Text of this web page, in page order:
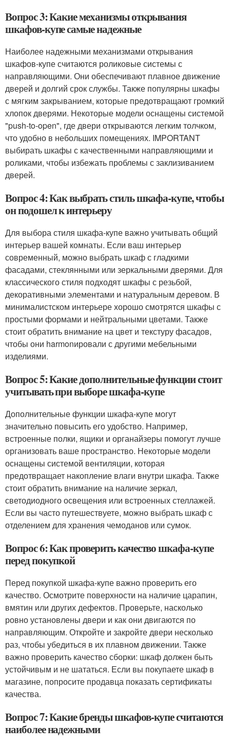
Вопрос 3: Какие механизмы открывания
шкафов-купе самые надежные
Наиболее надежными механизмами открывания
шкафов-купе считаются роликовые системы с
направляющими. Они обеспечивают плавное движение
дверей и долгий срок службы. Также популярны шкафы
с мягким закрыванием, которые предотвращают громкий
хлопок дверями. Некоторые модели оснащены системой
"push-to-open", где двери открываются легким толчком,
что удобно в небольших помещениях. IMPORTANT
выбирать шкафы с качественными направляющими и
роликами, чтобы избежать проблемы с заклизиванием
дверей.
Вопрос 4: Как выбрать стиль шкафа-купе, чтобы
он подошел к интерьеру
Для выбора стиля шкафа-купе важно учитывать общий
интерьер вашей комнаты. Если ваш интерьер
современный, можно выбрать шкаф с гладкими
фасадами, стеклянными или зеркальными дверями. Для
классического стиля подходят шкафы с резьбой,
декоративными элементами и натуральным деревом. В
минималистском интерьере хорошо смотрятся шкафы с
простыми формами и нейтральными цветами. Также
стоит обратить внимание на цвет и текстуру фасадов,
чтобы они harmonировали с другими мебельными
изделиями.
Вопрос 5: Какие дополнительные функции стоит
учитывать при выборе шкафа-купе
Дополнительные функции шкафа-купе могут
значительно повысить его удобство. Например,
встроенные полки, ящики и органайзеры помогут лучше
организовать ваше пространство. Некоторые модели
оснащены системой вентиляции, которая
предотвращает накопление влаги внутри шкафа. Также
стоит обратить внимание на наличие зеркал,
светодиодного освещения или встроенных стеллажей.
Если вы часто путешествуете, можно выбрать шкаф с
отделением для хранения чемоданов или сумок.
Вопрос 6: Как проверить качество шкафа-купе
перед покупкой
Перед покупкой шкафа-купе важно проверить его
качество. Осмотрите поверхности на наличие царапин,
вмятин или других дефектов. Проверьте, насколько
ровно установлены двери и как они двигаются по
направляющим. Откройте и закройте двери несколько
раз, чтобы убедиться в их плавном движении. Также
важно проверить качество сборки: шкаф должен быть
устойчивым и не шататься. Если вы покупаете шкаф в
магазине, попросите продавца показать сертификаты
качества.
Вопрос 7: Какие бренды шкафов-купе считаются
наиболее надежными